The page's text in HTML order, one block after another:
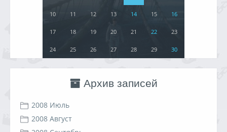
10 11 12 13 14 15 16
17 18 19 20 21 22 23
24 25 26 27 28 29 30
Архив записей
2008 Июль
2008 Август